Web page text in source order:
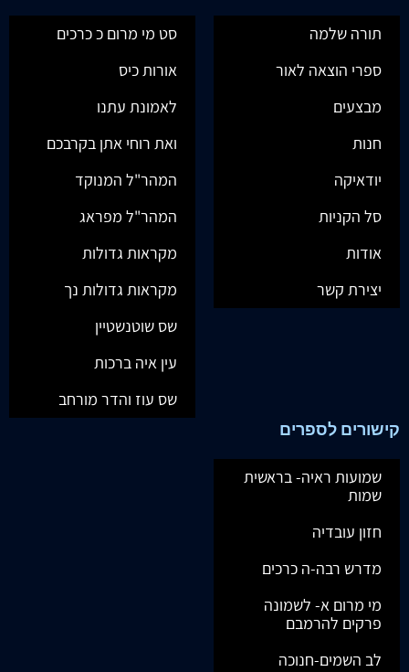
תורה שלמה
ספרי הוצאה לאור
מבצעים
חנות
יודאיקה
סל הקניות
אודות
יצירת קשר
סט מי מרום כ כרכים
אורות כיס
לאמונת עתנו
ואת רוחי אתן בקרבכם
המהר"ל המנוקד
המהר"ל מפראג
מקראות גדולות
מקראות גדולות נך
שס שוטנשטיין
עין איה ברכות
שס עוז והדר מורחב
קישורים לספרים
שמועות ראיה- בראשית
שמות
חזון עובדיה
מדרש רבה-ה כרכים
מי מרום א- לשמונה
פרקים להרמבם
לב השמים-חנוכה